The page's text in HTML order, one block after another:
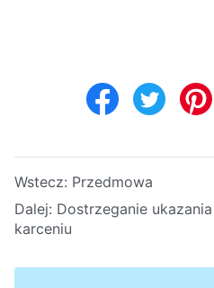
Wstecz: Przedmowa
Dalej: Dostrzeganie
karceniu